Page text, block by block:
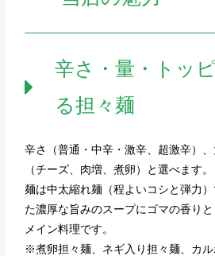
辛さ・量・トッ
る担々麺
辛さ（普通・中辛・激辛、超激辛）
（チーズ、肉増、煮卵）と選べます。
麺は中太縮れ麺（程よいコシと弾力
た濃厚な旨みのスープにゴマの香り
メイン料理です。
※煮卵担々麺、ネギ入り担々麺、カ